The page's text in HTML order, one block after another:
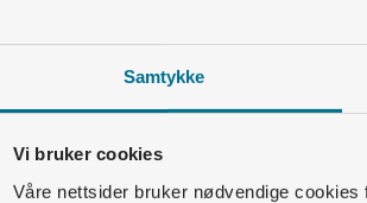
Samtykke
Vi bruker cookies
Våre nettsider bruker nødvendige